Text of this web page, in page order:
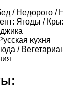
/ Недорого /
Ягоды /
кухня
/